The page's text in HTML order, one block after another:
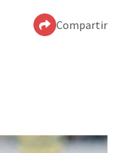
Compartir